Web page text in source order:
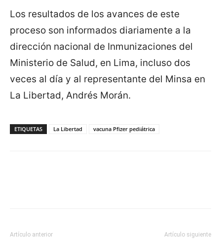
Los resultados de los avances de este
proceso son informados diariamente a la
dirección nacional de Inmunizaciones del
Ministerio de Salud, en Lima, incluso dos
veces al día y al representante del Minsa en
La Libertad, Andrés Morán.
ETIQUETAS La Libertad vacuna Pfizer pediátrica
Artículo anterior Artículo siguiente